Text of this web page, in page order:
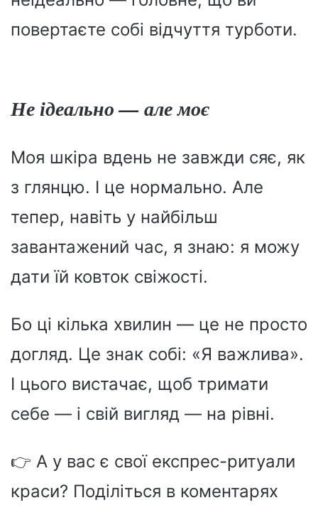
повертаєте собі відчуття турботи.
Не ідеально — але моє
Моя шкіра вдень не завжди сяє, як
з глянцю. І це нормально. Але
тепер, навіть у найбільш
завантажений час, я знаю: я можу
дати їй ковток свіжості.
Бо ці кілька хвилин — це не просто
догляд. Це знак собі: «Я важлива».
І цього вистачає, щоб тримати
себе — і свій вигляд — на рівні.
👉 А у вас є свої експрес-ритуали
краси? Поділіться в коментарях